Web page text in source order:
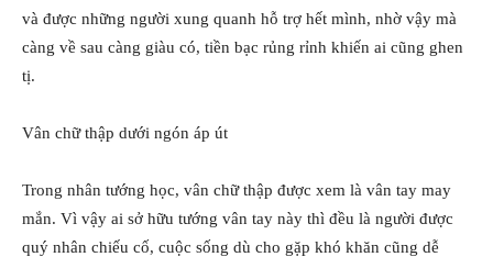
và được những người xung quanh hỗ trợ hết mình, nhờ vậy mà
càng về sau càng giàu có, tiền bạc rủng rỉnh khiến ai cũng ghen
tị.
Vân chữ thập dưới ngón áp út
Trong nhân tướng học, vân chữ thập được xem là vân tay may
mắn. Vì vậy ai sở hữu tướng vân tay này thì đều là người được
quý nhân chiếu cố, cuộc sống dù cho gặp khó khăn cũng dễ